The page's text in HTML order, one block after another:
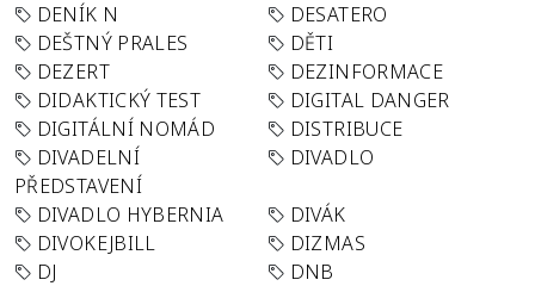
DENÍK N
DESATERO
DEŠTNÝ PRALES
DĚTI
DEZERT
DEZINFORMACE
DIDAKTICKÝ TEST
DIGITAL DANGER
DIGITÁLNÍ NOMÁD
DISTRIBUCE
DIVADELNÍ
PŘEDSTAVENÍ
DIVADLO
DIVADLO HYBERNIA
DIVÁK
DIVOKEJBILL
DIZMAS
DJ
DNB